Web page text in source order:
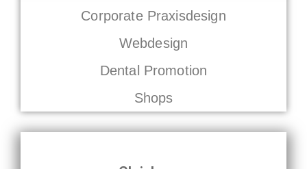
Corporate Praxisdesign
Webdesign
Dental Promotion
Shops